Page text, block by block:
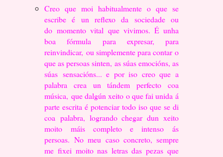
Creo que moi habitualmente o que se
escribe é un reflexo da sociedade ou
domomento vital que vivimos. É unha
boa fórmula para expresar, para
reinvindicar, ou simplemente para contar o
que as persoas sinten, as súas emocións, as
súas sensacións... e por iso creo que a
palabra crea un tándem perfecto coa
música, que dalgún xeito o que fai unida á
parte escrita é potenciar todo iso que se di
coa palabra, logrando chegar dun xeito
moito máis completo e intenso ás
persoas.No meu caso concreto, sempre
me fixei moito nas letras das pezas que